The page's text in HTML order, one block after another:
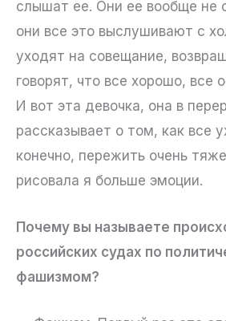
слышат ее. Они ее вообще не
они все это выслушивают с
уходят на совещание,
говорят, что все хорошо, все
И вот эта девочка, она в
рассказывает о том, как все
конечно, пережить очень
рисовала я больше эмоции.
Почему вы называете
российских судах по
фашизмом?